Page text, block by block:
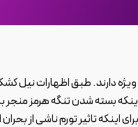
دارند. طبق اظهارات نیل
بسته شدن تنگه هرمز
تاثیر تورم ناشی از بحران